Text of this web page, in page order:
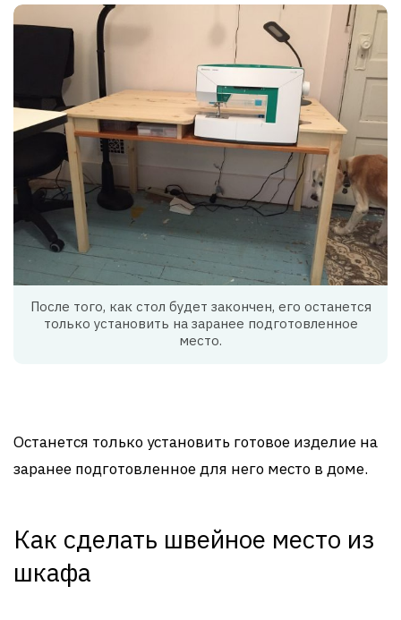
После того, как стол будет закончен, его останется
только установить на заранее подготовленное
место.
Останется только установить готовое изделие на
заранее подготовленное для него место в доме.
Как сделать швейное место из
шкафа